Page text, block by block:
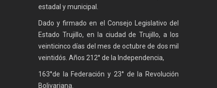
estadal y municipal.
Dado y firmado en el Consejo Legislativo del
Estado Trujillo, en la ciudad de Trujillo, a los
veinticinco días del mes de octubre de dos mil
veintidós. Años 212° de la Independencia,
163°de la Federación y 23° de la Revolución
Bolivariana.